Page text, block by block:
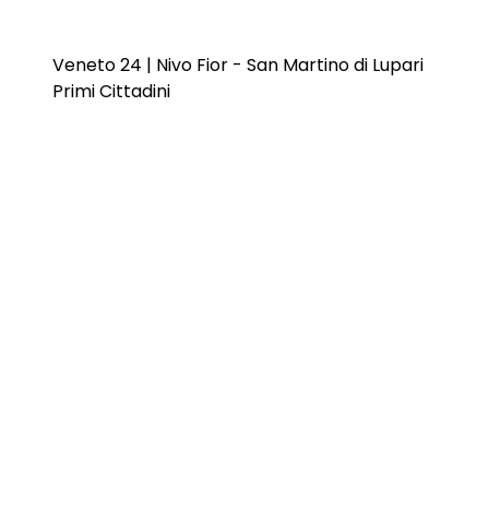
Veneto 24 | Nivo Fior - San Martino di Lupari
Primi Cittadini